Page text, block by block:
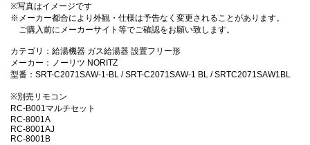
※写真はイメージです
※メーカー都合により外観・仕様は予告なく変更されることがあります。
ご購入前にメーカーサイト等でご確認をお願い致します。
カテゴリ：給湯機器 ガス給湯器 設置フリー形
メーカー：ノーリツ NORITZ
型番：SRT-C2071SAW-1-BL / SRT-C2071SAW-1 BL / SRTC2071SAW1BL
※別売リモコン
RC-B001マルチセット
RC-8001A
RC-8001AJ
RC-8001B